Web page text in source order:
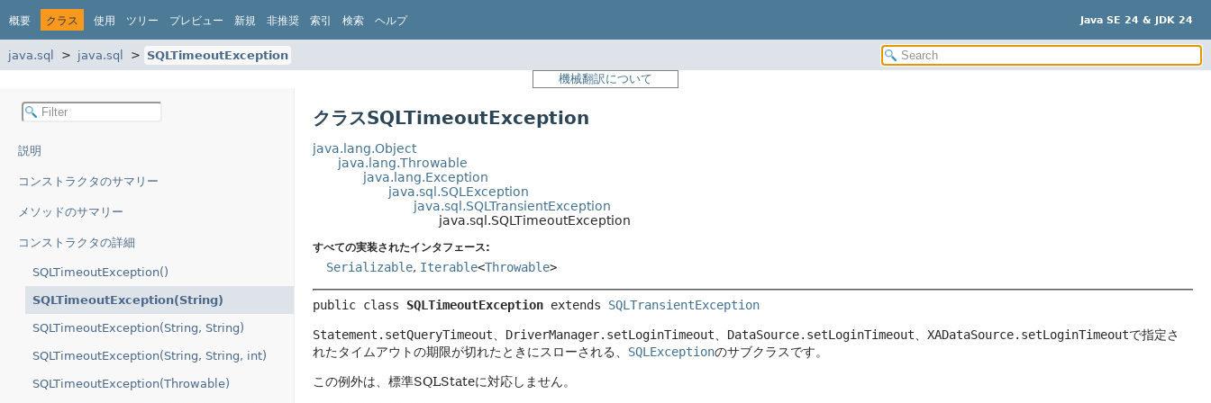
概要 クラス 使用 ツリー プレビュー 新規 非推奨 索引 検索 ヘルプ Java SE 24 & JDK 24
java.sql java.sql
SQLTimeoutException
機械翻訳について
説明
コンストラクタのサマリー
メソッドのサマリー
コンストラクタの詳細
SQLTimeoutException()
SQLTimeoutException(String)
SQLTimeoutException(String, String)
SQLTimeoutException(String, String, int)
SQLTimeoutException(Throwable)
クラスSQLTimeoutException
java.lang.Object
java.lang.Throwable
java.lang.Exception
java.sql.SQLException
java.sql.SQLTransientException
java.sql.SQLTimeoutException
すべての実装されたインタフェース:
Serializable, Iterable<Throwable>
public class SQLTimeoutException extends SQLTransientException
Statement.setQueryTimeout DriverManager.setLoginTimeout DataSource.setLoginTimeout XADataSource.setLoginTimeoutで指定さ
れたタイムアウトの期限が切れたときにスローされる、 SQLExceptionのサブクラスです。
この例外は、標準SQLStateに対応しません。